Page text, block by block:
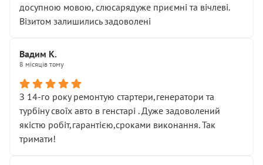
досупною мовою, слюсарядуже приємні та вічлеві.
Візитом залишились задоволені
Вадим К.
8 місяців тому
З 14-го року ремонтую стартери,генератори та
турбіну своїх авто в генстарі . Дуже задоволений
якістю робіт,гарантією,сроками виконання. Так
тримати!